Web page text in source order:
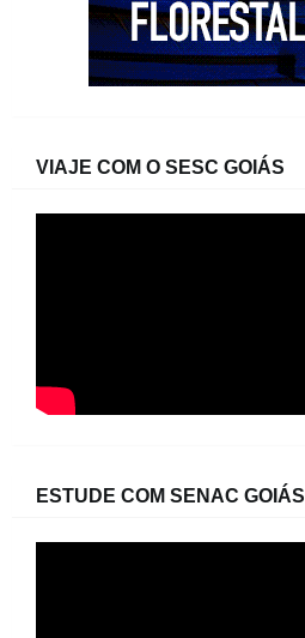
VIAJE COM O SESC GOIÁS
ESTUDE COM SENAC GOIÁS